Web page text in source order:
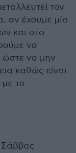
τον
αν έχουμε μία
και στο
να
ώστε να μην
καθώς είναι
το